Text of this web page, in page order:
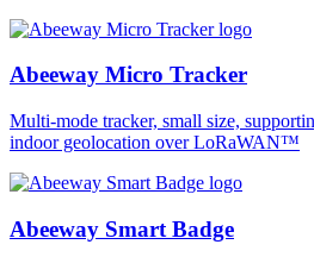
Abeeway Micro Tracker
Multi-mode tracker, small size,
indoor geolocation over LoRaWAN™
Abeeway Smart Badge